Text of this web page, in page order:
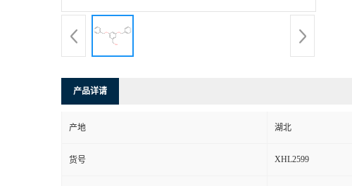
产品详请
产地 湖北
货号 XHL2599